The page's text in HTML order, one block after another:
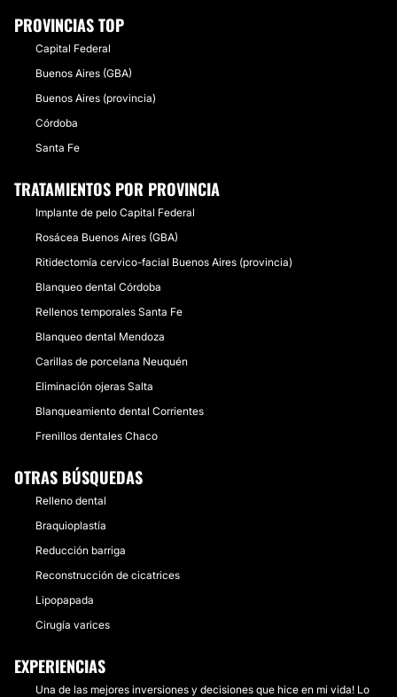
PROVINCIAS TOP
Capital Federal
Buenos Aires (GBA)
Buenos Aires (provincia)
Córdoba
Santa Fe
TRATAMIENTOS POR PROVINCIA
Implante de pelo Capital Federal
Rosácea Buenos Aires (GBA)
Ritidectomía cervico-facial Buenos Aires (provincia)
Blanqueo dental Córdoba
Rellenos temporales Santa Fe
Blanqueo dental Mendoza
Carillas de porcelana Neuquén
Eliminación ojeras Salta
Blanqueamiento dental Corrientes
Frenillos dentales Chaco
OTRAS BÚSQUEDAS
Relleno dental
Braquioplastía
Reducción barriga
Reconstrucción de cicatrices
Lipopapada
Cirugía varices
EXPERIENCIAS
Una de las mejores inversiones y decisiones que hice en mi vida! Lo